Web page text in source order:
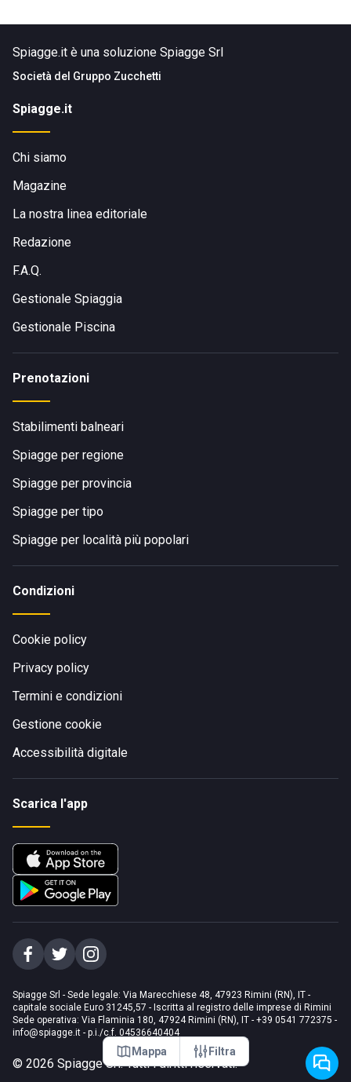
Mappa Filtra
Spiagge.it è una soluzione Spiagge Srl
Società del Gruppo Zucchetti
Spiagge.it
Chi siamo
Magazine
La nostra linea editoriale
Redazione
F.A.Q.
Gestionale Spiaggia
Gestionale Piscina
Prenotazioni
Stabilimenti balneari
Spiagge per regione
Spiagge per provincia
Spiagge per tipo
Spiagge per località più popolari
Condizioni
Cookie policy
Privacy policy
Termini e condizioni
Gestione cookie
Accessibilità digitale
Scarica l'app
Spiagge Srl - Sede legale: Via Marecchiese 48, 47923 Rimini (RN), IT -
capitale sociale Euro 31245,57 - Iscritta al registro delle imprese di Rimini
Sede operativa: Via Flaminia 180, 47924 Rimini (RN), IT - +39 0541 772375 -
info@spiagge.it - p.i./c.f. 04536640404
© 2026 Spiagge Srl. Tutti i diritti riservati.